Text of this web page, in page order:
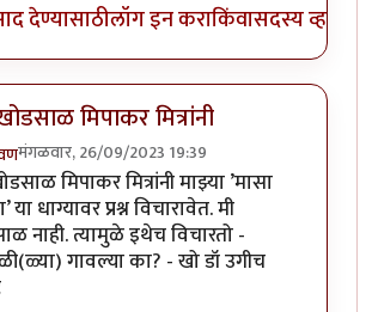
देण्यासाठीलॉग इन कराकिंवासदस्य व्हा
मिपाकर मित्रांनी
मंगळवार, 26/09/2023 19:39
toआवरा रे यांना.byप्रा.डॉ.दिलीप बिरुटे
मिपाकर मित्रांनी माझ्या ’मासा
या धाग्यावर प्रश्न विचारावेत. मी
नाही. त्यामुळे इथेच विचारतो -
गावल्या का? - खो डॉ उगीच